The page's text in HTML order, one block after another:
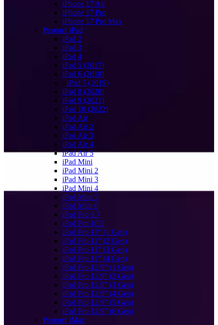
iPhone 17 Air
iPhone 17 Pro
iPhone 17 Pro Max
Ремонт iPad
iPad 2
iPad 3
iPad 4
iPad 5 (2017)
iPad 6 (2018)
>iPad 7 (2019)
iPad 8 (2020)
iPad 9 (2021)
iPad 10 (2022)
iPad Air
iPad Air 2
iPad Air 3
iPad Air 4
iPad Air 5
iPad Mini
iPad Mini 2
iPad Mini 3
iPad Mini 4
iPad Mini 5
iPad Mini 6
iPad Pro 9.7
iPad Pro 10.5
iPad Pro 11" (1 Gen)
iPad Pro 11" (2 Gen)
iPad Pro 11" (3 Gen)
iPad Pro 11" (4 Gen)
iPad Pro 12.9" (1 Gen)
iPad Pro 12.9" (2 Gen)
iPad Pro 12.9" (3 Gen)
iPad Pro 12.9" (4 Gen)
iPad Pro 12.9" (5 Gen)
iPad Pro 12.9" (6 Gen)
Ремонт iMac